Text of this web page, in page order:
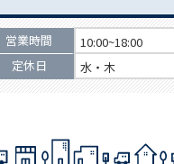
営業時間
10:00~18:00
定休日
水・木